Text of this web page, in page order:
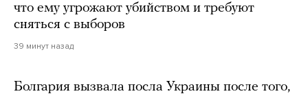
что ему угрожают убийством и требуют
сняться с выборов
39 минут назад
Болгария вызвала посла Украины после того,